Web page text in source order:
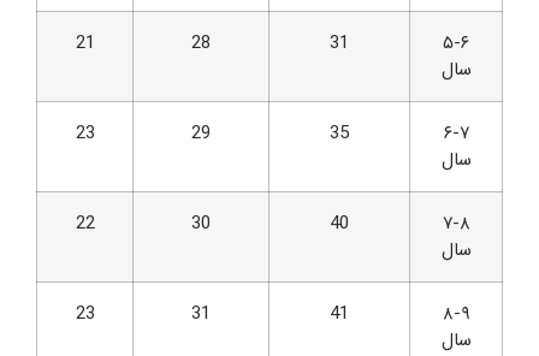
۵-۶
سال
31
28
21
۶-۷
سال
35
29
23
۷-۸
سال
40
30
22
۸-۹
سال
41
31
23